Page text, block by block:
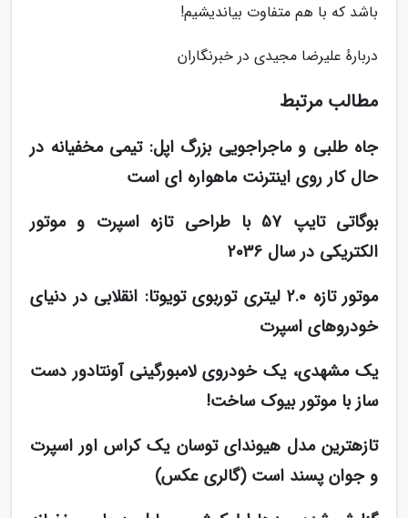
باشد که با هم متفاوت بیاندیشیم!
دربارهٔ علیرضا مجیدی در خبرنگاران
مطالب مرتبط
جاه طلبی و ماجراجویی بزرگ اپل: تیمی مخفیانه در
حال کار روی اینترنت ماهواره ای است
بوگاتی تایپ 57 با طراحی تازه اسپرت و موتور
الکتریکی در سال 2036
موتور تازه 2.0 لیتری توربوی تویوتا: انقلابی در دنیای
خودروهای اسپرت
یک مشهدی، یک خودروی لامبورگینی آونتادور دست
ساز با موتور بیوک ساخت!
تازهترین مدل هیوندای توسان یک کراس اور اسپرت
و جوان پسند است (گالری عکس)